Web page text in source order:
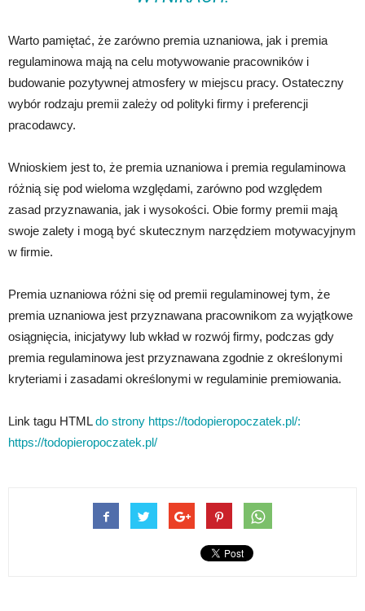
Warto pamiętać, że zarówno premia uznaniowa, jak i premia
regulaminowa mają na celu motywowanie pracowników i
budowanie pozytywnej atmosfery w miejscu pracy. Ostateczny
wybór rodzaju premii zależy od polityki firmy i preferencji
pracodawcy.
Wnioskiem jest to, że premia uznaniowa i premia regulaminowa
różnią się pod wieloma względami, zarówno pod względem
zasad przyznawania, jak i wysokości. Obie formy premii mają
swoje zalety i mogą być skutecznym narzędziem motywacyjnym
w firmie.
Premia uznaniowa różni się od premii regulaminowej tym, że
premia uznaniowa jest przyznawana pracownikom za wyjątkowe
osiągnięcia, inicjatywy lub wkład w rozwój firmy, podczas gdy
premia regulaminowa jest przyznawana zgodnie z określonymi
kryteriami i zasadami określonymi w regulaminie premiowania.
Link tagu HTMLdo strony https://todopieropoczatek.pl/:
https://todopieropoczatek.pl/